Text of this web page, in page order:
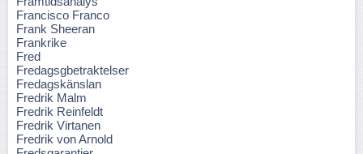
Francisco Franco
Frank Sheeran
Frankrike
Fred
Fredagsgbetraktelser
Fredagskänslan
Fredrik Malm
Fredrik Reinfeldt
Fredrik Virtanen
Fredrik von Arnold